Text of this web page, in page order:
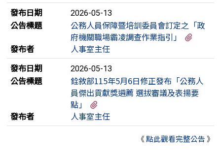
發布日期
2026-05-13
公告標題
公務人員保障暨培訓委員會訂定之「政
府機關職場霸凌調查作業指引」
發布者
人事室主任
發布日期
2026-05-13
公告標題
銓敘部115年5月6日修正發布「公務人
員傑出貢獻獎遴薦 選拔審議及表揚要
點」
發布者
人事室主任
《點此觀看完整公告》